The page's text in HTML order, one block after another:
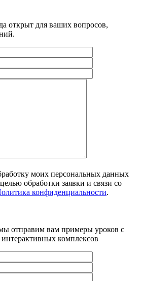
открыт для ваших вопросов,
моих персональных данных
обработки заявки и связи со
конфиденциальности.
отправим вам примеры уроков с
комплексов